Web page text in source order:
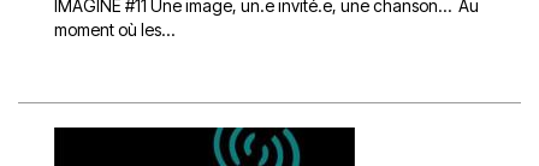
IMAGINE #11 Une image, un.e invité.e, une chanson… Au
moment où les...